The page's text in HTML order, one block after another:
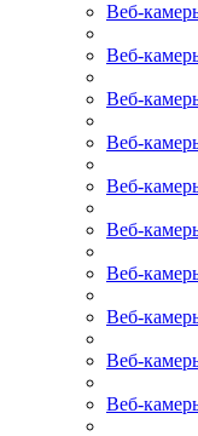
Веб-
Веб-
Веб-
Веб-
Веб-
Веб-
Веб-
Веб-
Веб-
Веб-